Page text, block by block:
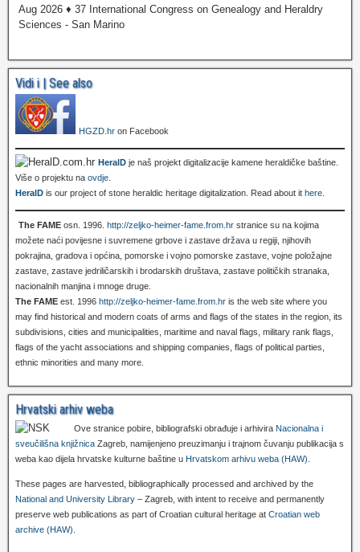
Aug 2026 ♦ 37 International Congress on Genealogy and Heraldry
Sciences - San Marino
Vidi i | See also
HGZD.hr on Facebook
HeralD je naš projekt digitalizacije kamene heraldičke baštine.
Više o projektu na ovdje
HeralD is our project of stone heraldic heritage digitalization. Read about it here
The FAME osn. 1996. http://zeljko-heimer-fame.from.hr stranice su na kojima
možete naći povijesne i suvremene grbove i zastave država u regiji, njihovih
pokrajina, gradova i općina, pomorske i vojno pomorske zastave, vojne položajne
zastave, zastave jedriličarskih i brodarskih društava, zastave političkih stranaka,
nacionalnih manjina i mnoge druge.
The FAME est. 1996 http://zeljko-heimer-fame.from.hr is the web site where you
may find historical and modern coats of arms and flags of the states in the region, its
subdivisions, cities and municipalities, maritime and naval flags, military rank flags,
flags of the yacht associations and shipping companies, flags of political parties,
ethnic minorities and many more.
Hrvatski arhiv weba
Ove stranice pobire, bibliografski obrađuje i arhivira Nacionalna i
sveučilišna knjižnica Zagreb, namijenjeno preuzimanju i trajnom čuvanju publikacija s
weba kao dijela hrvatske kulturne baštine u Hrvatskom arhivu weba (HAW)
These pages are harvested, bibliographically processed and archived by the
National and University Library – Zagreb, with intent to receive and permanently
preserve web publications as part of Croatian cultural heritage at Croatian web
archive (HAW)